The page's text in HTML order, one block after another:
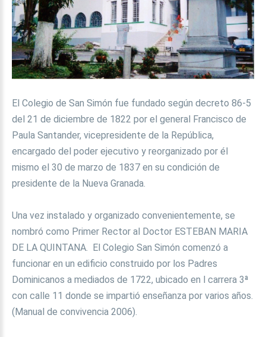
El Colegio de San Simón fue fundado según decreto 86-5
del 21 de diciembre de 1822 por el general Francisco de
Paula Santander, vicepresidente de la República,
encargado del poder ejecutivo y reorganizado por él
mismo el 30 de marzo de 1837 en su condición de
presidente de la Nueva Granada.
Una vez instalado y organizado convenientemente, se
nombró como Primer Rector al Doctor ESTEBAN MARIA
DE LA QUINTANA. El Colegio San Simón comenzó a
funcionar en un edificio construido por los Padres
Dominicanos a mediados de 1722, ubicado en l carrera 3ª
con calle 11 donde se impartió enseñanza por varios años.
(Manual de convivencia 2006).